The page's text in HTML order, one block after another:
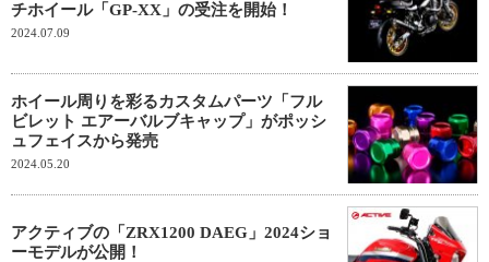
チホイール「GP-XX」の受注を開始！
2024.07.09
ホイール周りを彩るカスタムパーツ「フル
ビレット エアーバルブキャップ」がポッシ
ュフェイスから発売
2024.05.20
アクティブの「ZRX1200 DAEG」2024ショ
ーモデルが公開！